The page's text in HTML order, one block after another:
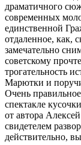
драматичного
современных
единственной
отдаленное, как,
замечательно
советскому
трогательность
Марютки и
Очень
спектакле
от автора
свидетелем
действительно,